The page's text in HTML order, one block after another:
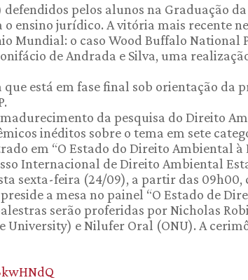
pelos alunos na Graduação
ensino jurídico. A vitória mais recente
Mundial: o caso Wood Buffalo National
de Andrada e Silva, uma
está em fase final sob orientação da
da pesquisa do Direito
inéditos sobre o tema em sete
em “O Estado do Direito Ambiental à
Internacional de Direito Ambiental
sexta-feira (24/09), a partir das
a mesa no painel “O Estado de
serão proferidas por Nicholas
University) e Nilufer Oral (ONU). A